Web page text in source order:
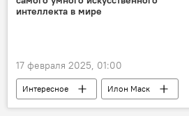
интеллекта в мире
17 февраля 2025, 01:00
Интересное
Илон Маск
Миллиардер
предприниматель